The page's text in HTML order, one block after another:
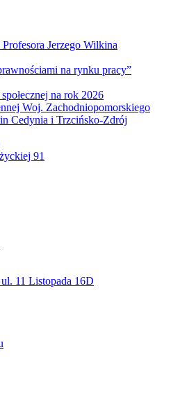
Jerzego Wilkina
na rynku pracy”
na rok 2026
Woj. Zachodniopomorskiego
Cedynia i Trzcińsko-Zdrój